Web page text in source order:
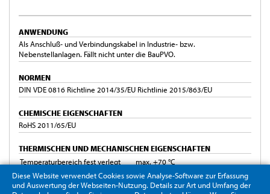
ANWENDUNG
Als Anschluß- und Verbindungskabel in Industrie- bzw.
Nebenstellanlagen. Fällt nicht unter die BauPVO.
NORMEN
DIN VDE 0816 Richtline 2014/35/EU Richtlinie 2015/863/EU
CHEMISCHE EIGENSCHAFTEN
RoHS 2011/65/EU
THERMISCHEN UND MECHANISCHEN EIGENSCHAFTEN
Temperaturbereich fest verlegt
max. +70 °C
Temperaturbereich bewegt
-20 °C bis +50 °C
min. Biegeradius fest verlegt
10xAußenØ
Diese Website verwendet Cookies sowie Analyse-Software zur Erfassung
und Auswertung der Webseiten-Nutzung. Details zur Art und Umfang der